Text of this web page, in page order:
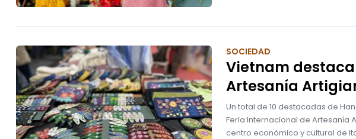
SOCIEDAD
Vietnam
Artesanía
Un total de 10 destacadas de
Feria Internacional de Artesanía
centro económico y cultural de